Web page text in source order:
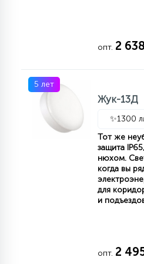
опт. 2
5 лет
Жук-13Д
✨1300
Тот же
защита
нюхом.
когда вы
для
и
опт. 2